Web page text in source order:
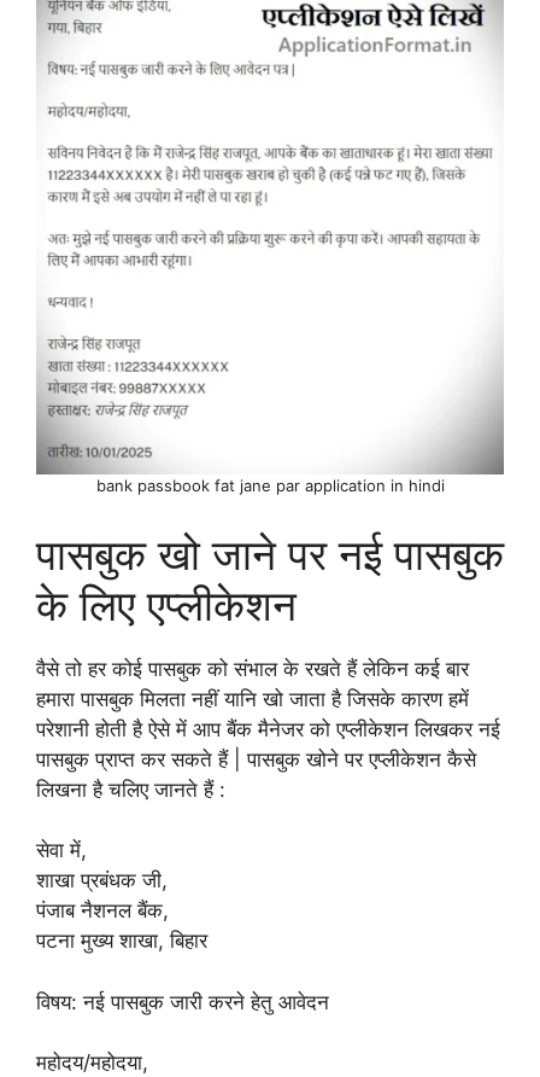
bank passbook fat jane par application in hindi
पासबुक खो जाने पर नई पासबुक
के लिए एप्लीकेशन
वैसे तो हर कोई पासबुक को संभाल के रखते हैं लेकिन कई बार
हमारा पासबुक मिलता नहीं यानि खो जाता है जिसके कारण हमें
परेशानी होती है ऐसे में आप बैंक मैनेजर को एप्लीकेशन लिखकर नई
पासबुक प्राप्त कर सकते हैं | पासबुक खोने पर एप्लीकेशन कैसे
लिखना है चलिए जानते हैं :
सेवा में,
शाखा प्रबंधक जी,
पंजाब नैशनल बैंक,
पटना मुख्य शाखा, बिहार
विषय: नई पासबुक जारी करने हेतु आवेदन
महोदय/महोदया,